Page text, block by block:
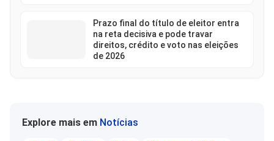
Prazo final do título de eleitor entra
na reta decisiva e pode travar
direitos, crédito e voto nas eleições
de 2026
Explore mais em Notícias